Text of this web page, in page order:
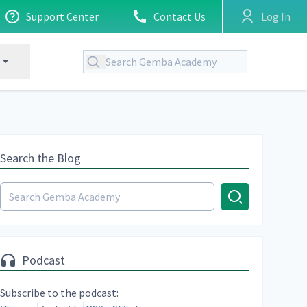
Support Center Contact Us Log In
Search the Blog
Podcast
Subscribe to the podcast: